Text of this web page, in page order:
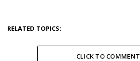
RELATED TOPICS:
CLICK TO COMMENT